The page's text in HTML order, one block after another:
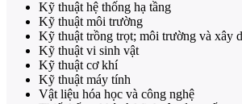
Kỹ thuật hệ thống hạ tầng
Kỹ thuật môi trường
Kỹ thuật trồng trọt; môi trường và xây
Kỹ thuật vi sinh vật
Kỹ thuật cơ khí
Kỹ thuật máy tính
Vật liệu hóa học và công nghệ